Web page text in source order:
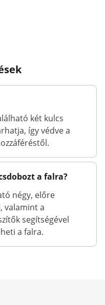
két kulcs
így védve a
a falra?
négy, előre
valamint a
segítségével
a falra.